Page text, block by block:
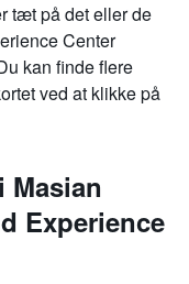
tæt på det eller de
Center
kan finde flere
ved at klikke på
Masian
Experience